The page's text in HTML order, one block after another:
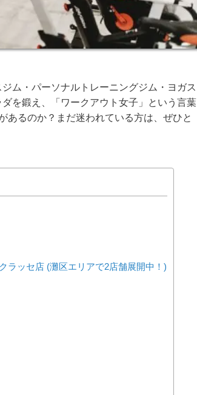
ム・パーソナルトレーニングジム・ヨガス
を鍛え、「ワークアウト女子」という言葉
あるのか？まだ迷われている方は、ぜひと
ラッセ店 (灘区エリアで2店舗展開中！)